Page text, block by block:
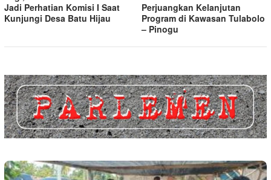
Jadi Perhatian Komisi I Saat
Kunjungi Desa Batu Hijau
Perjuangkan Kelanjutan
Program di Kawasan Tulabolo
– Pinogu